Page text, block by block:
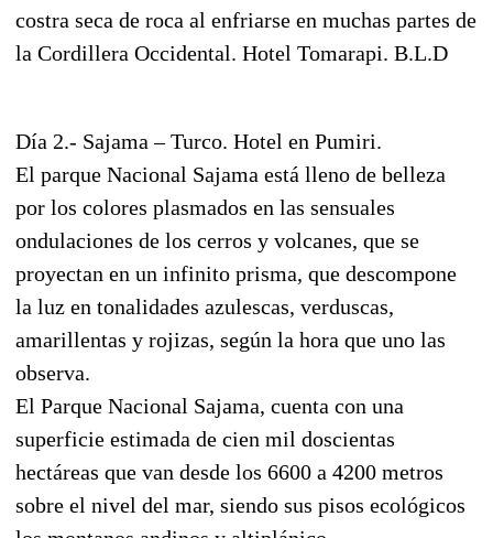
costra seca de roca al enfriarse en muchas partes de
la Cordillera Occidental. Hotel Tomarapi. B.L.D
Día 2.- Sajama – Turco. Hotel en Pumiri.
El parque Nacional Sajama está lleno de belleza
por los colores plasmados en las sensuales
ondulaciones de los cerros y volcanes, que se
proyectan en un infinito prisma, que descompone
la luz en tonalidades azulescas, verduscas,
amarillentas y rojizas, según la hora que uno las
observa.
El Parque Nacional Sajama, cuenta con una
superficie estimada de cien mil doscientas
hectáreas que van desde los 6600 a 4200 metros
sobre el nivel del mar, siendo sus pisos ecológicos